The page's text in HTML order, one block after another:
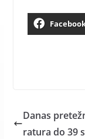
Danas
ratura do 39